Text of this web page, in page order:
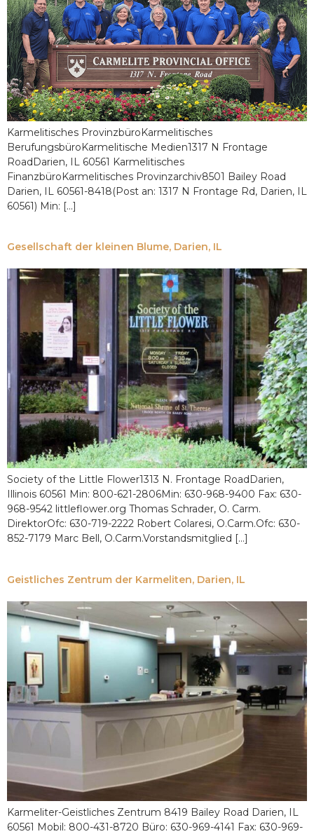
Karmelitisches ProvinzbüroKarmelitisches
BerufungsbüroKarmelitische Medien1317 N Frontage
RoadDarien, IL 60561 Karmelitisches
FinanzbüroKarmelitisches Provinzarchiv8501 Bailey Road
Darien, IL 60561-8418(Post an: 1317 N Frontage Rd, Darien, IL
60561) Min: [...]
Gesellschaft der kleinen Blume, Darien, IL
Society of the Little Flower1313 N. Frontage RoadDarien,
Illinois 60561 Min: 800-621-2806Min: 630-968-9400 Fax: 630-
968-9542 littleflower.org Thomas Schrader, O. Carm.
DirektorOfc: 630-719-2222 Robert Colaresi, O.Carm.Ofc: 630-
852-7179 Marc Bell, O.Carm.Vorstandsmitglied [...]
Geistliches Zentrum der Karmeliten, Darien, IL
Karmeliter-Geistliches Zentrum 8419 Bailey Road Darien, IL
60561 Mobil: 800-431-8720 Büro: 630-969-4141 Fax: 630-969-